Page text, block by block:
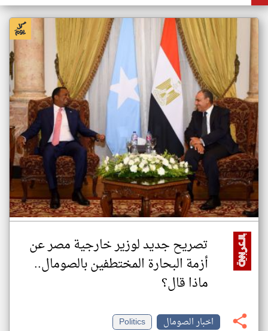
تصريح جديد لوزير خارجية مصر عن
أزمة البحارة المختطفين بالصومال..
ماذا قال؟
اخبار الصومال
Politics